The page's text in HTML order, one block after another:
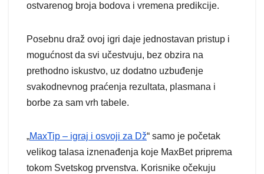
ostvarenog broja bodova i vremena predikcije.
Posebnu draž ovoj igri daje jednostavan pristup i
mogućnost da svi učestvuju, bez obzira na
prethodno iskustvo, uz dodatno uzbuđenje
svakodnevnog praćenja rezultata, plasmana i
borbe za sam vrh tabele.
„MaxTip – igraj i osvoji za Dž“ samo je početak
velikog talasa iznenađenja koje MaxBet priprema
tokom Svetskog prvenstva. Korisnike očekuju